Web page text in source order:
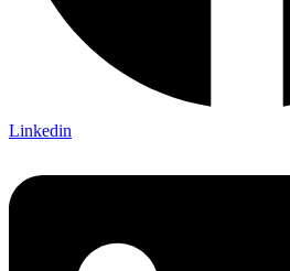
Linkedin